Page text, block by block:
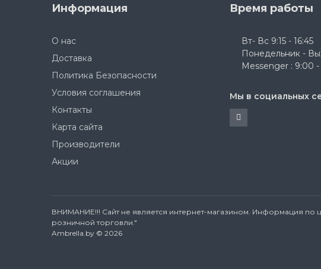
Информация
О нас
Доставка
Политика Безопасности
Условия соглашения
Контакты
Карта сайта
Производители
Акции
Время работы
Вт- Вс 9:15 - 16:45
Понедельник -
Messenger : 9:00 -
Мы в социальных
ВНИМАНИЕ!!! Сайт не является интернет-магазином. Информация по
розничной торговли."
Ambrella.by © 2026